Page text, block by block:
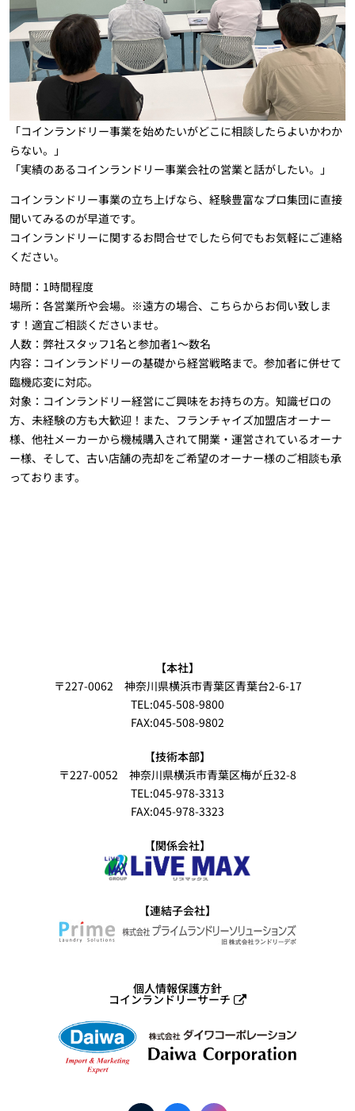
「コインランドリー事業を始めたいがどこに相談したらよいかわか
らない。」
「実績のあるコインランドリー事業会社の営業と話がしたい。」
コインランドリー事業の立ち上げなら、経験豊富なプロ集団に直接
聞いてみるのが早道です。
コインランドリーに関するお問合せでしたら何でもお気軽にご連絡
ください。
時間：1時間程度
場所：各営業所や会場。※遠方の場合、こちらからお伺い致しま
す！適宜ご相談くださいませ。
人数：弊社スタッフ1名と参加者1～数名
内容：コインランドリーの基礎から経営戦略まで。参加者に併せて
臨機応変に対応。
対象：コインランドリー経営にご興味をお持ちの方。知識ゼロの
方、未経験の方も大歓迎！また、フランチャイズ加盟店オーナー
様、他社メーカーから機械購入されて開業・運営されているオーナ
ー様、そして、古い店舗の売却をご希望のオーナー様のご相談も承
っております。
個人情報保護方針
コインランドリーサーチ
【本社】
〒227-0062 神奈川県横浜市青葉区青葉台2-6-17
TEL:045-508-9800
FAX:045-508-9802
【技術本部】
〒227-0052 神奈川県横浜市青葉区梅が丘32-8
TEL:045-978-3313
FAX:045-978-3323
【関係会社】
【連結子会社】